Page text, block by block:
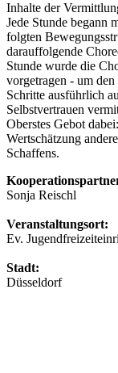
Inhalte der
Jede Stunde begann
folgten
darauffolgende
Stunde wurde die
vorgetragen - um
Schritte ausführlich
Selbstvertrauen
Oberstes Gebot
Wertschätzung
Schaffens.
Sonja Reischl
Veranstaltungsort:
Ev.
Stadt:
Düsseldorf